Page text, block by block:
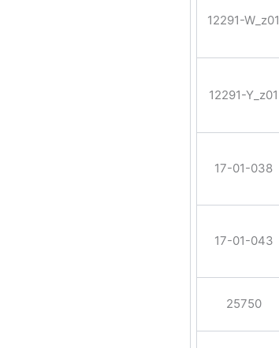
12291-W_z01
12291-Y_z01
17-01-038
17-01-043
25750